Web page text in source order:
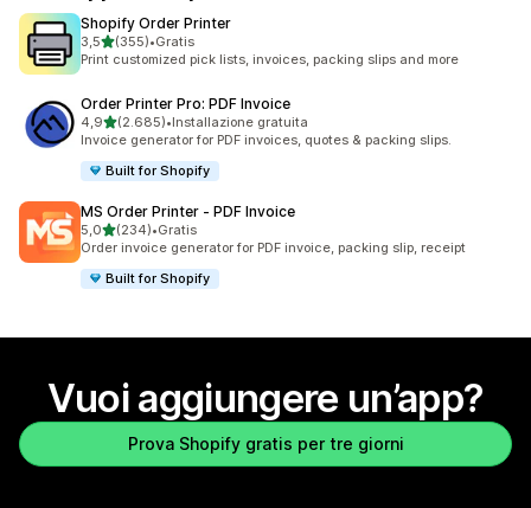
Shopify Order Printer
3,5stelle su 5
(355)
355 recensioni totali
•Gratis
Print customized pick lists, invoices, packing slips and more
Order Printer Pro: PDF Invoice
4,9stelle su 5
(2.685)
2685 recensioni totali
•Installazione gratuita
Invoice generator for PDF invoices, quotes & packing slips.
Built for Shopify
MS Order Printer ‑ PDF Invoice
5,0stelle su 5
(234)
234 recensioni totali
•Gratis
Order invoice generator for PDF invoice, packing slip, receipt
Built for Shopify
Vuoi aggiungere un’app?
Prova Shopify gratis per tre giorni